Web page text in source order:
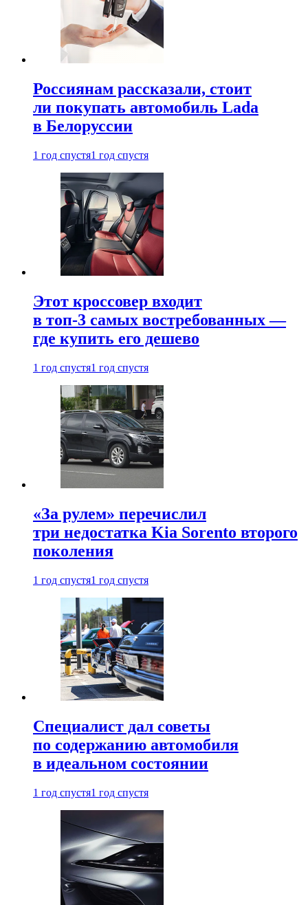
Россиянам рассказали, стоит
ли покупать автомобиль Lada
в Белоруссии
1 год спустя1 год спустя
Этот кроссовер входит
в топ-3 самых востребованных —
где купить его дешево
1 год спустя1 год спустя
«За рулем» перечислил
три недостатка Kia Sorento второго
поколения
1 год спустя1 год спустя
Специалист дал советы
по содержанию автомобиля
в идеальном состоянии
1 год спустя1 год спустя